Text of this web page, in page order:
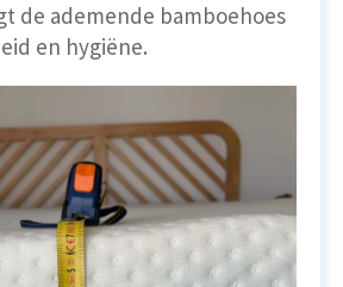
de ademende bamboehoes
en hygiëne.